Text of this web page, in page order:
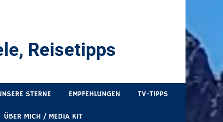
Reisetipps
STERNE EMPFEHLUNGEN TV-TIPPS
ÜBER MICH / MEDIA KIT